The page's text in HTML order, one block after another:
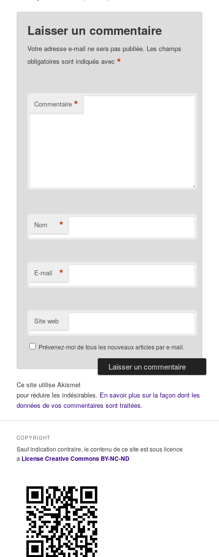
Laisser un commentaire
Votre adresse e-mail ne sera pas publiée. Les champs
obligatoires sont indiqués avec*
Commentaire *
Nom *
E-mail *
Site web
Prévenez-moi de tous les nouveaux articles par e-mail.
Ce site utilise Akismet
pour réduire les indésirables. En savoir plus sur la façon dont les
données de vos commentaires sont traitées.
COPYRIGHT
Sauf indication contraire, le contenu de ce site est sous licence
a License Creative Commons BY-NC-ND